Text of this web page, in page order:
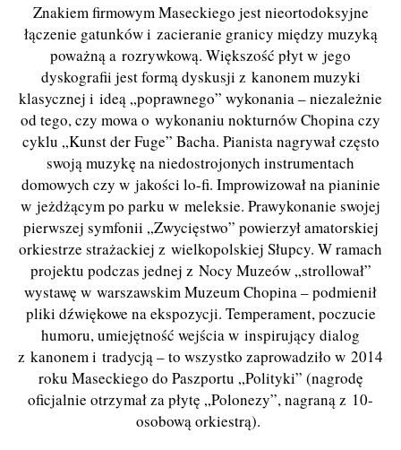
Znakiem firmowym Maseckiego jest nieortodoksyjne
łączenie gatunków i zacieranie granicy między muzyką
poważną a rozrywkową. Większość płyt w jego
dyskografii jest formą dyskusji z kanonem muzyki
klasycznej i ideą „poprawnego” wykonania – niezależnie
od tego, czy mowa o wykonaniu nokturnów Chopina czy
cyklu „Kunst der Fuge” Bacha. Pianista nagrywał często
swoją muzykę na niedostrojonych instrumentach
domowych czy w jakości lo-fi. Improwizowałna pianinie
w jeżdżącym po parku w meleksie. Prawykonanie swojej
pierwszej symfonii „Zwycięstwo” powierzył amatorskiej
orkiestrze strażackiej z wielkopolskiej Słupcy. W ramach
projektu podczas jednej z Nocy Muzeów „strollował”
wystawę w warszawskim Muzeum Chopina – podmienił
pliki dźwiękowe na ekspozycji. Temperament, poczucie
humoru, umiejętność wejścia w inspirujący dialog
z kanonem i tradycją – to wszystko zaprowadziło w 2014
roku Maseckiego do Paszportu „Polityki” (nagrodę
oficjalnie otrzymał za płytę „Polonezy”, nagraną z 10-
osobową orkiestrą).